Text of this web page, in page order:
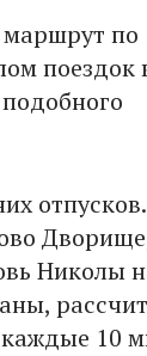
по
поездок
Николы
10